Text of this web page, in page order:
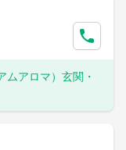
ムアロマ）玄関・